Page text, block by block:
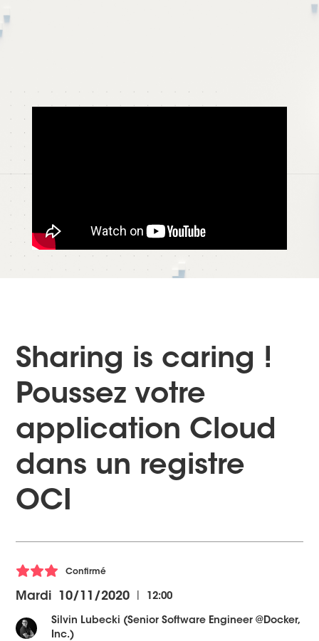
Sharing is caring !
Poussez votre
application Cloud
dans un registre
OCI
Confirmé
Mardi 10/11/2020 | 12:00
Silvin Lubecki (Senior Software Engineer @Docker,
Inc.)